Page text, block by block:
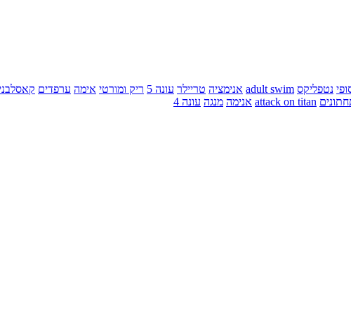
נטפליקס adult swim אנימציה טריילר עונה 5 ריק ומורטי אימה ערפדים
attack on titan אנימה מנגה עונה 4